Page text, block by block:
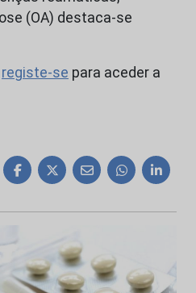
(OA) destaca-se
registe-se para aceder a